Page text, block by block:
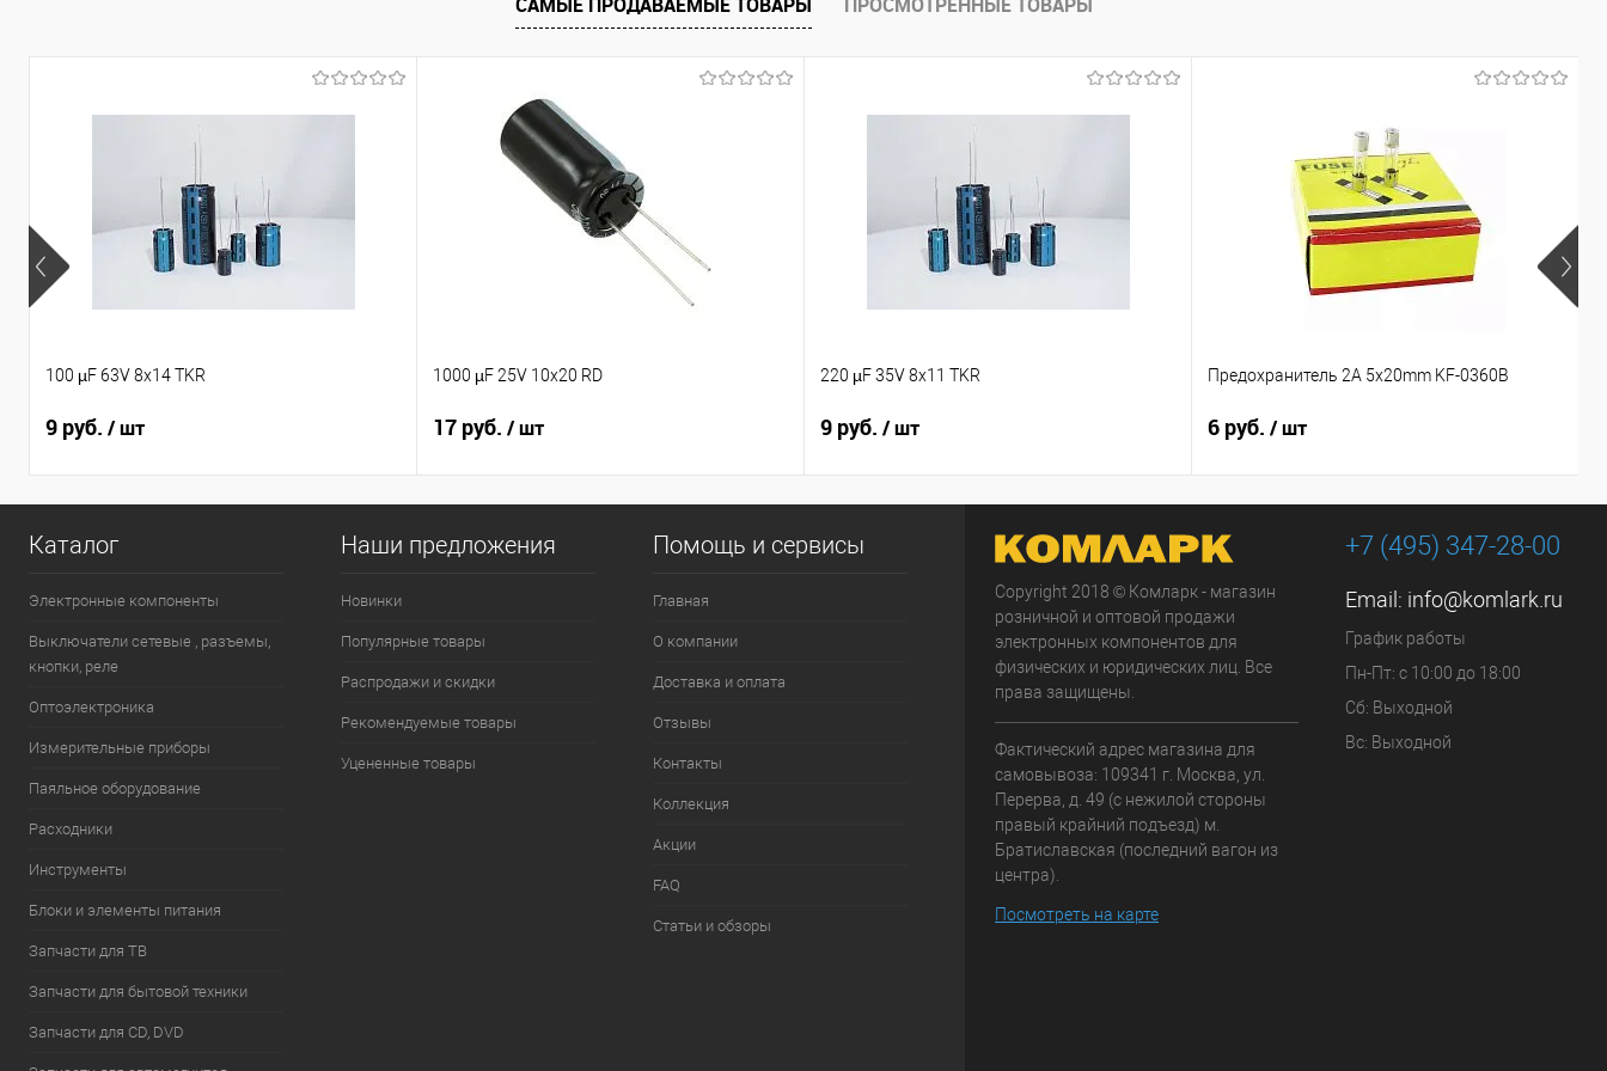
100 µF 63V 8x14 TKR
9 руб. / шт
1000 µF 25V 10x20 RD
17 руб. / шт
220 µF 35V 8x11 TKR
9 руб. / шт
Предохранитель 2A 5x20mm KF-0360B
6 руб. / шт
Каталог
Электронные компоненты
Выключатели сетевые , разъемы,
кнопки, реле
Оптоэлектроника
Измерительные приборы
Паяльное оборудование
Расходники
Инструменты
Блоки и элементы питания
Запчасти для ТВ
Запчасти для бытовой техники
Запчасти для CD, DVD
Наши предложения
Новинки
Популярные товары
Распродажи и скидки
Рекомендуемые товары
Уцененные товары
Помощь и сервисы
Главная
О компании
Доставка и оплата
Отзывы
Контакты
Коллекция
Акции
FAQ
Статьи и обзоры
Copyright 2018 © Комларк - магазин
розничной и оптовой продажи
электронных компонентов для
физических и юридических лиц. Все
права защищены.
Фактический адрес магазина для
самовывоза: 109341 г. Москва, ул.
Перерва, д. 49 (с нежилой стороны
правый крайний подъезд) м.
Братиславская (последний вагон из
центра).
Посмотреть на карте
+7 (495) 347-28-00
Email: info@komlark.ru
График работы
Пн-Пт: с 10:00 до 18:00
Сб: Выходной
Вс: Выходной